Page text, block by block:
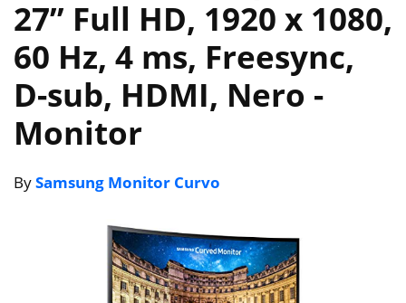
27” Full HD, 1920 x 1080,
60 Hz, 4 ms, Freesync,
D-sub, HDMI, Nero -
Monitor
BySamsung Monitor Curvo